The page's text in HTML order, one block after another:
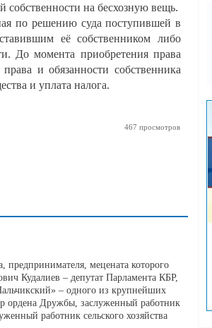
собственности на бесхозную вещь.
по решению суда поступившей в
её собственником либо
До момента приобретения права
и обязанности собственника
и уплата налога.
467 просмотров
предпринимателя, мецената которого
Кудалиев – депутат Парламента КБР,
– одного из крупнейших
ордена Дружбы, заслуженный работник
работник сельского хозяйства